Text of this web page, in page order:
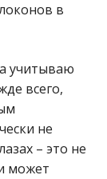
в
учитываю
всего,
не
– это не
может